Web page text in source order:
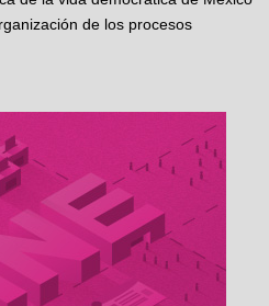
de los procesos